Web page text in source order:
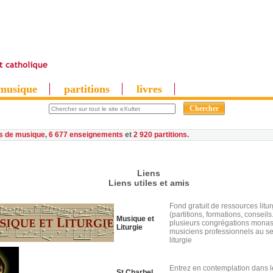
partitions livres
de musique, 6 677 enseignements et 2 920 partitions
Liens
Liens utiles et amis
Musique et
Liturgie
Fond gratuit de ressources
(partitions, formations,
plusieurs congrégations
musiciens professionnels au
liturgie
Entrez en contemplation dans